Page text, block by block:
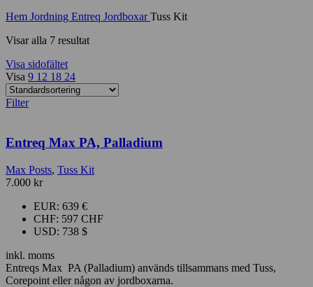
Hem Jordning Entreq JordboxarTuss Kit
Visar alla 7 resultat
Visa sidofältet
Visa 9 12 18 24
Filter
Entreq Max PA, Palladium
Max Posts, Tuss Kit
7.000 kr
EUR: 639 €
CHF: 597 CHF
USD: 738 $
inkl. moms
Entreqs Max PA (Palladium) används tillsammans med Tuss,
Corepoint eller någon av jordboxarna.